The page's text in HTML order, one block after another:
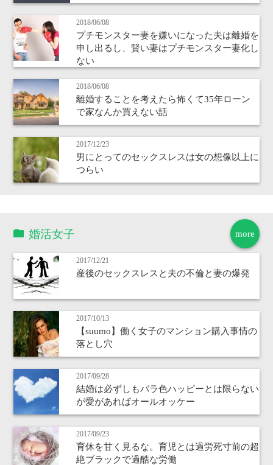
2018/06/08
プチモンスター妻を嫌いになった夫は離婚を
申し出るし、賢い妻はプチモンスター妻化し
ない
2018/06/08
離婚することを考えたら怖くて35年ローン
で家なんか買えない話
2017/12/23
男にとってのセックスレスは女の想像以上に
つらい
more
婚活女子
2017/12/21
産後のセックスレスと夫の不倫と妻の爆発
2017/10/13
【suumo】働く女子のマンション購入事情の
落とし穴
2017/09/28
結婚は必ずしもバラ色ハッピーとは限らない
が愛があればオールオッケー
2017/09/23
育休を甘く見るな。育児とは過労死寸前の超
絶ブラックで過酷な労働